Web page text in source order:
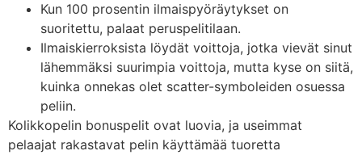
Kun 100 prosentin ilmaispyöräytykset on
suoritettu, palaat peruspelitilaan.
Ilmaiskierroksista löydät voittoja, jotka vievät sinut
lähemmäksi suurimpia voittoja, mutta kyse on siitä,
kuinka onnekas olet scatter-symboleiden osuessa
peliin.
Kolikkopelin bonuspelit ovat luovia, ja useimmat
pelaajat rakastavat pelin käyttämää tuoretta